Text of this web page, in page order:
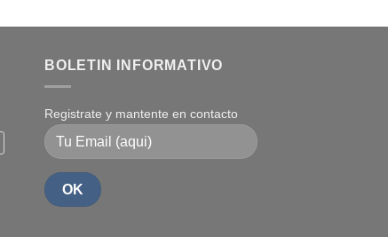
BOLETIN INFORMATIVO
Registrate y mantente en contacto